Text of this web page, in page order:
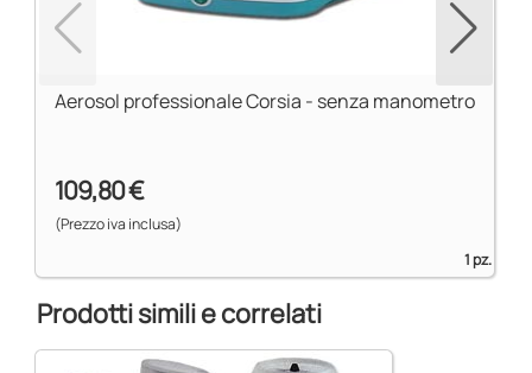
Aerosol professionale Corsia - senza manometro
109,80 €
(Prezzo iva inclusa)
1 pz.
Prodotti simili e correlati